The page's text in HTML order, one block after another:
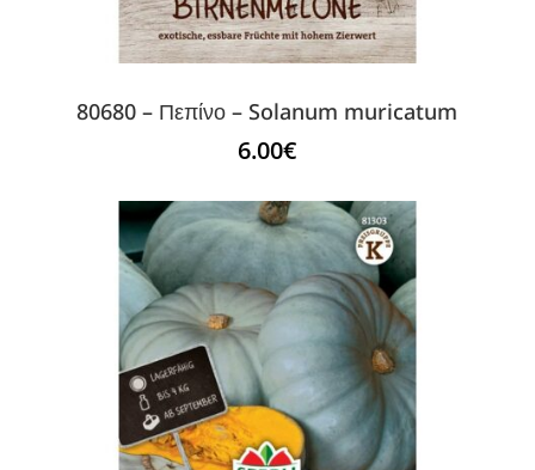
80680 – Πεπίνο – Solanum muricatum
6.00€